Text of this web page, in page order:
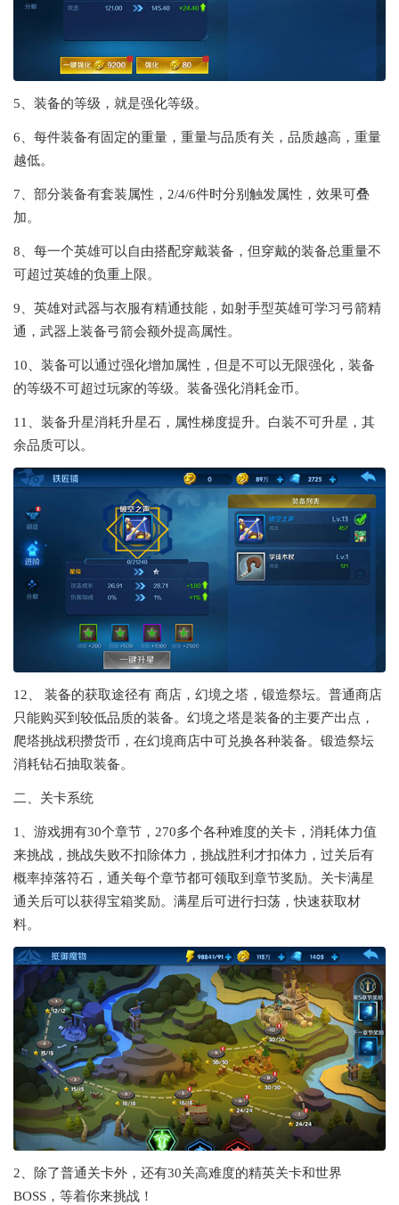
5、装备的等级，就是强化等级。
6、每件装备有固定的重量，重量与品质有关，品质越高，重量
越低。
7、部分装备有套装属性，2/4/6件时分别触发属性，效果可叠
加。
8、每一个英雄可以自由搭配穿戴装备，但穿戴的装备总重量不
可超过英雄的负重上限。
9、英雄对武器与衣服有精通技能，如射手型英雄可学习弓箭精
通，武器上装备弓箭会额外提高属性。
10、装备可以通过强化增加属性，但是不可以无限强化，装备
的等级不可超过玩家的等级。装备强化消耗金币。
11、装备升星消耗升星石，属性梯度提升。白装不可升星，其
余品质可以。
12、 装备的获取途径有 商店，幻境之塔，锻造祭坛。普通商店
只能购买到较低品质的装备。幻境之塔是装备的主要产出点，
爬塔挑战积攒货币，在幻境商店中可兑换各种装备。锻造祭坛
消耗钻石抽取装备。
二、关卡系统
1、游戏拥有30个章节，270多个各种难度的关卡，消耗体力值
来挑战，挑战失败不扣除体力，挑战胜利才扣体力，过关后有
概率掉落符石，通关每个章节都可领取到章节奖励。关卡满星
通关后可以获得宝箱奖励。满星后可进行扫荡，快速获取材
料。
2、除了普通关卡外，还有30关高难度的精英关卡和世界
BOSS，等着你来挑战！